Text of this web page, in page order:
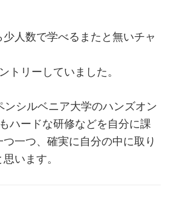
人数で学べるまたと無いチャ
トリーしていました。
ンシルベニア大学のハンズオン
ハードな研修などを自分に課
つ一つ、確実に自分の中に取り
います。